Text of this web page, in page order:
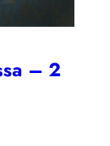
– 2